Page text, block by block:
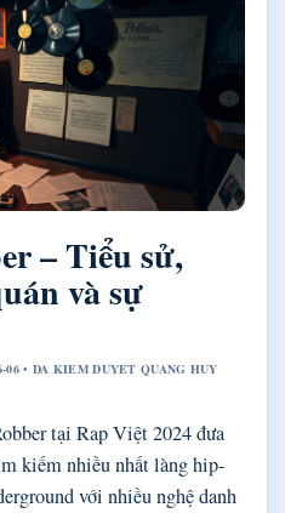
– Tiểu sử,
và sự
06 • DA KIEM DUYET QUANG HUY
tại Rap Việt 2024 đưa
kiếm nhiều nhất làng hip-
với nhiều nghệ danh